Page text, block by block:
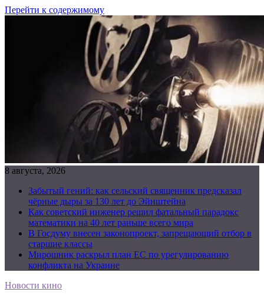
Перейти к содержимому
8 августа, 2026
Забытый гений: как сельский священник предсказал
чёрные дыры за 130 лет до Эйнштейна
Как советский инженер решил фатальный парадокс
математики на 40 лет раньше всего мира
В Госдуму внесен законопроект, запрещающий отбор в
старшие классы
Мирошник раскрыл план ЕС по урегулированию
конфликта на Украине
Новости кино